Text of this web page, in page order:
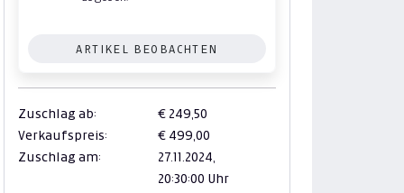
ARTIKEL BEOBACHTEN
Zuschlag ab:
€ 249,50
Verkaufspreis:
€ 499,00
Zuschlag am:
27.11.2024,
20:30:00 Uhr